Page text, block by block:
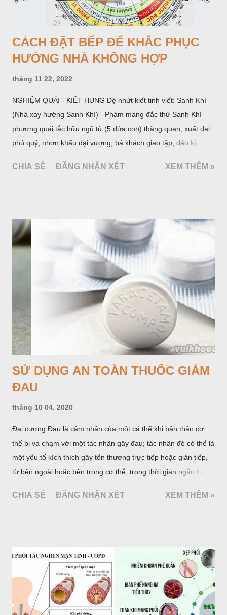
CÁCH ĐẶT BẾP ĐỂ KHẮC PHỤC
HƯỚNG NHÀ KHÔNG HỢP
tháng 11 22, 2022
NGHIỆM QUÁI - KIẾT HUNG Đệ nhứt kiết tinh viết: Sanh Khí
(Nhà xay hướng Sanh Khí) - Phàm mạng đắc thử Sanh Khí
phương quái tắc hữu ngũ tử (5 đứa con) thăng quan, xuất đại
phú quý, nhơn khẩu đại vượng, bá khách giao tập, đáo kỳ
đại phát tài). Đệ nhị kiết tỉnh viết: Thiên Y (Nhà xay hướng
niên đắc tài. Đến các năm tháng Thìn, Tuất, Sửu, Mùi có tài.
CHIA SẺ ĐĂNG NHẬN XÉT XEM THÊM »
SỬ DỤNG AN TOÀN THUỐC GIẢM
ĐAU
tháng 10 04, 2020
Đại cương Đau là cảm nhận của một cá thể khi bản thân cơ
thể bị va chạm với một tác nhân gây đau; tác nhân đó có thể là
một yếu tố kích thích gây tổn thương trực tiếp hoặc gián tiếp,
từ bên ngoài hoặc bên trong cơ thể, trong thời gian ngắn hoặc
tật nhưng cũng còn là triệu chứng tồn lưu trong và sau quá
nghiệm cảm giác và cảm xúc khó chịu kết hợp với một tổn
thương của mô hiện tại hoặc sẽ xảy ra, hoặc được mô tả bằng
các ngôn từ về tổn thương đó”.
CHIA SẺ ĐĂNG NHẬN XÉT XEM THÊM »